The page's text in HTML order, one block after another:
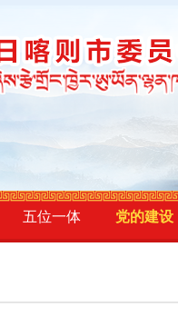
五位一体 党的建设